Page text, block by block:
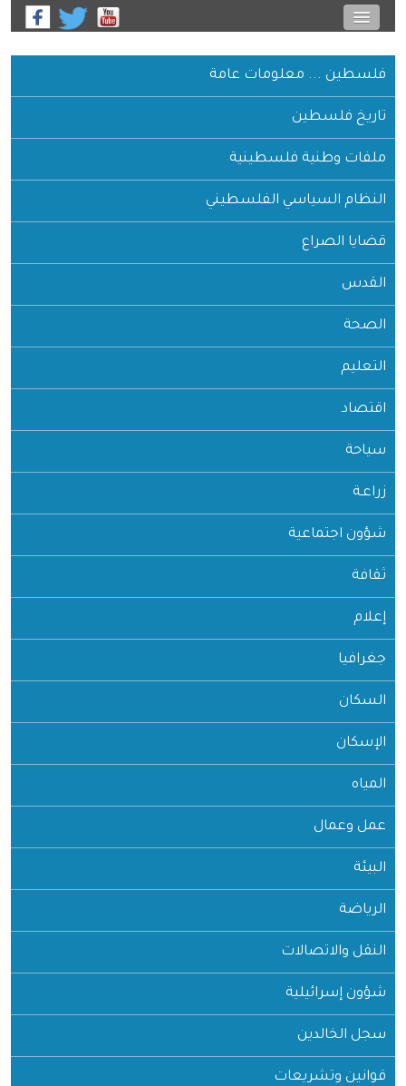
فلسطين ... معلومات عامة
تاريخ فلسطين
ملفات وطنية فلسطينية
النظام السياسي الفلسطيني
قضايا الصراع
القدس
الصحة
التعليم
اقتصاد
سياحة
زراعـة
شؤون اجتماعية
ثقافة
إعلام
جغرافيا
السكان
الإسكان
المياه
عمل وعمال
البيئة
الرياضة
النقل والاتصالات
شؤون إسرائيلية
سجل الخالدين
قوانين وتشريعات